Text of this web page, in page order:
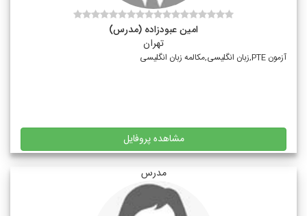
امین عبودزاده (مدرس)
تهران
آزمون PTE,زبان انگلیسی,مکالمه زبان انگلیسی
مشاهده پروفایل
مدرس